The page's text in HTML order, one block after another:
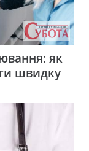
як
швидку